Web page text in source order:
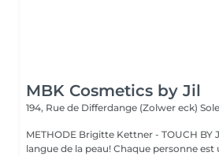
MBK Cosmetics by Jil
194, Rue de Differdange (Zolwer eck)
METHODE Brigitte Kettner - TOUCH BY
langue de la peau! Chaque personne est